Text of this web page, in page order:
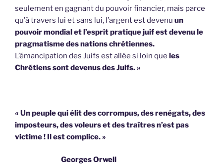
seulement en gagnant du pouvoir financier, mais parce
qu’à travers lui et sans lui, l’argent est devenu un
pouvoir mondial et l’esprit pratique juif est devenu le
pragmatisme des nations chrétiennes.
L’émancipation des Juifs est allée si loin que les
Chrétiens sont devenus des Juifs. »
« Un peuple qui élit des corrompus, des renégats, des
imposteurs, des voleurs et des traîtres n’est pas
victime ! Il est complice. »
Georges Orwell